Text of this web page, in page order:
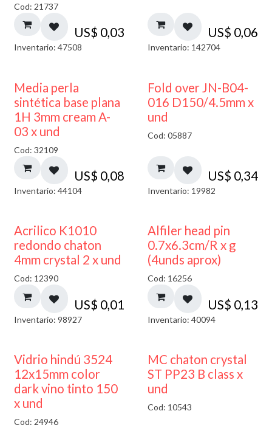
Cod: 21737
US$ 0,03
Inventario: 47508
US$ 0,06
Inventario: 142704
Media perla
sintética base plana
1H 3mm cream A-
03 x und
Cod: 32109
US$ 0,08
Inventario: 44104
Fold over JN-B04-
016 D150/4.5mm x
und
Cod: 05887
US$ 0,34
Inventario: 19982
50% DESCUENTO
Acrilico K1010
redondo chaton
4mm crystal 2 x und
Cod: 12390
US$ 0,01
Inventario: 98927
Alfiler head pin
0.7x6.3cm/R x g
(4unds aprox)
Cod: 16256
US$ 0,13
Inventario: 40094
40% DESCUENTO
Vidrio hindú 3524
12x15mm color
dark vino tinto 150
x und
Cod: 24946
MC chaton crystal
ST PP23 B class x
und
Cod: 10543